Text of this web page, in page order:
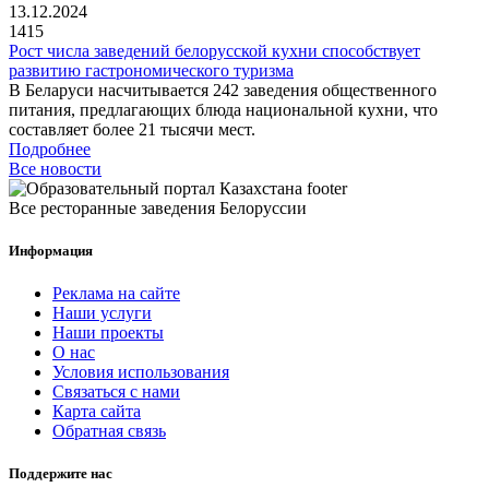
13.12.2024
1415
Рост числа заведений белорусской кухни способствует
развитию гастрономического туризма
В Беларуси насчитывается 242 заведения общественного
питания, предлагающих блюда национальной кухни, что
составляет более 21 тысячи мест.
Подробнее
Все новости
Все ресторанные заведения Белоруссии
Информация
Реклама на сайте
Наши услуги
Наши проекты
О нас
Условия использования
Связаться с нами
Карта сайта
Обратная связь
Поддержите нас